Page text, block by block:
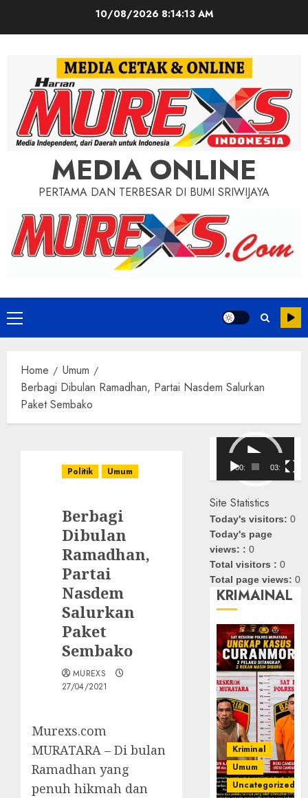
10/08/2026 8:14:15 AM
MEDIA ONLINE
PERTAMA DAN TERBESAR DI BUMI SRIWIJAYA
Primary
Menu
Home
Umum
Berbagi Dibulan Ramadhan, Partai Nasdem Salurkan
Paket Sembako
Politik Umum
Berbagi
Dibulan
Ramadhan,
Partai
Nasdem
Salurkan
Paket
Sembako
MUREXS
27/04/2021
Murexs.com
MURATARA – Di bulan
Ramadhan yang
penuh hikmah dan
Pemutar
Video
00:00 03:08
Site Statistics
Today's visitors:0
Today's page
views: :0
Total visitors :0
Total page views:0
KRIMAINAL
Kriminal
Umum
Uncategorized